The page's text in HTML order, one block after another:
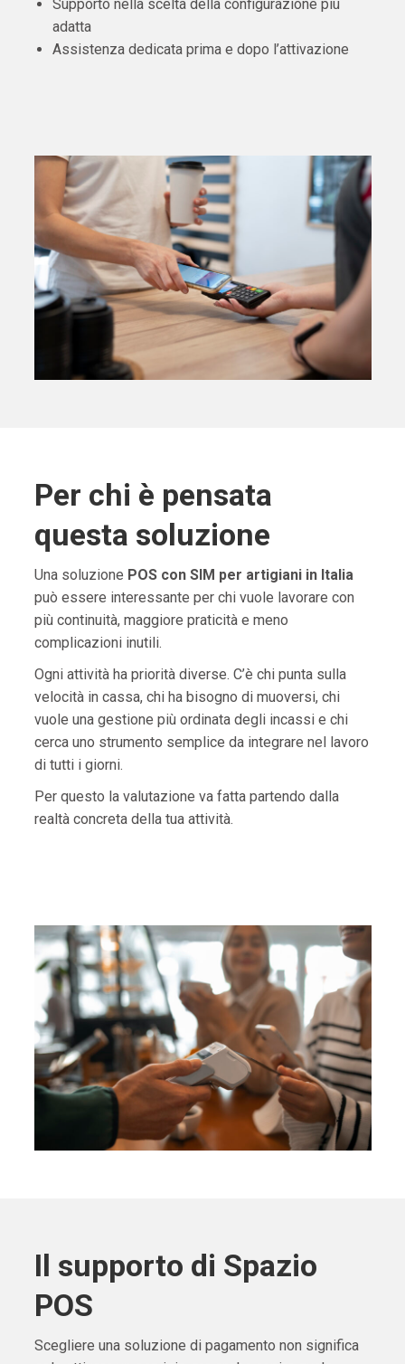
Supporto nella scelta della configurazione più
adatta
Assistenza dedicata prima e dopo l’attivazione
Per chi è pensata
questa soluzione
Una soluzione POS con SIM per artigiani in Italia
può essere interessante per chi vuole lavorare con
più continuità, maggiore praticità e meno
complicazioni inutili.
Ogni attività ha priorità diverse. C’è chi punta sulla
velocità in cassa, chi ha bisogno di muoversi, chi
vuole una gestione più ordinata degli incassi e chi
cerca uno strumento semplice da integrare nel lavoro
di tutti i giorni.
Per questo la valutazione va fatta partendo dalla
realtà concreta della tua attività.
Il supporto di Spazio
POS
Scegliere una soluzione di pagamento non significa